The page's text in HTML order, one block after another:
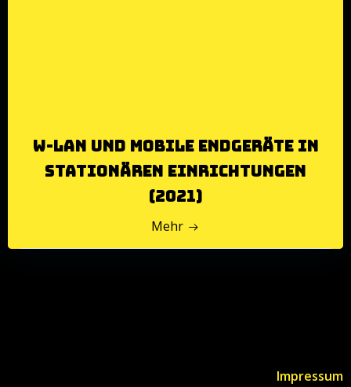
W-LAN und mobile Endgeräte in
stationären Einrichtungen
(2021)
Mehr
Impressum